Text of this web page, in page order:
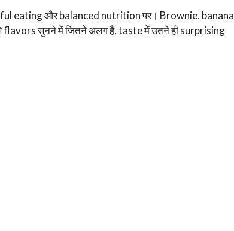
eating और balanced nutrition पर। Brownie, banana
सुनने में जितने अलग हैं, taste में उतने ही surprising